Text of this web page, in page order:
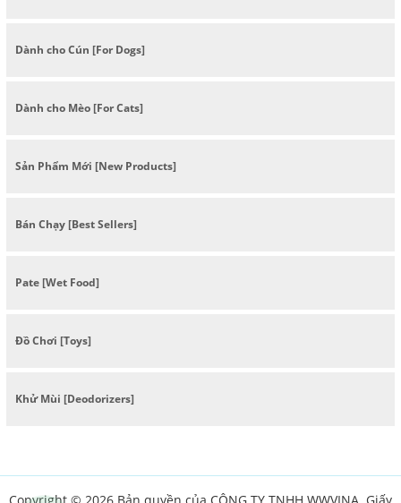
Dành cho Cún [For Dogs]
Dành cho Mèo [For Cats]
Sản Phẩm Mới [New Products]
Bán Chạy [Best Sellers]
Pate [Wet Food]
Đồ Chơi [Toys]
Khử Mùi [Deodorizers]